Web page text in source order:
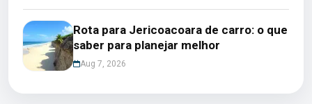
Rota para Jericoacoara de carro: o que
saber para planejar melhor
Aug 7, 2026